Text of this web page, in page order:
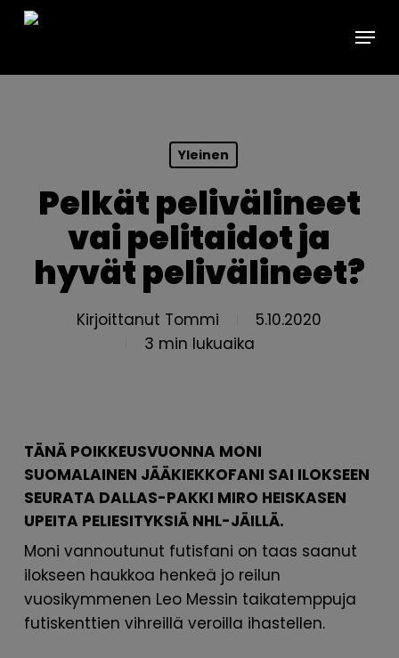
Skip
Menu
Yleinen
Pelkät pelivälineet
vai pelitaidot ja
hyvät pelivälineet?
Kirjoittanut Tommi
5.10.2020
3 min lukuaika
TÄNÄ POIKKEUSVUONNA MONI
SUOMALAINEN JÄÄKIEKKOFANI SAI ILOKSEEN
SEURATA DALLAS-PAKKI MIRO HEISKASEN
UPEITA PELIESITYKSIÄ NHL-JÄILLÄ.
Moni vannoutunut futisfani on taas saanut
ilokseen haukkoa henkeä jo reilun
vuosikymmenen Leo Messin taikatemppuja
futiskenttien vihreillä veroilla ihastellen.